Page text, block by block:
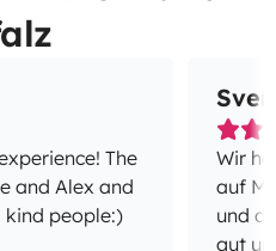
The
and Alex and
kind people:)
Sven
Wir
auf
und
gut